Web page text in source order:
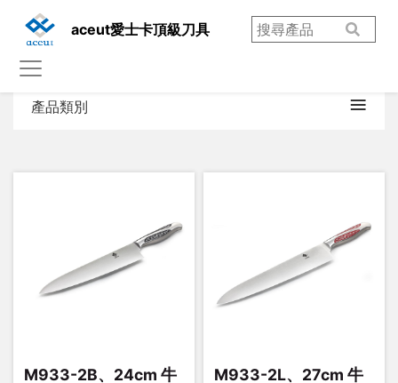
aceut愛士卡頂級刀具
產品類別
M933-2B、24cm 牛
M933-2L、27cm 牛